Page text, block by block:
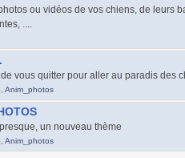
ou vidéos de vos chiens, de leurs
....
vous quitter pour aller au paradis des
, Anim_photos
un nouveau thème
, Anim_photos